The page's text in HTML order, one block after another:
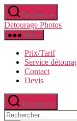
Aller
au
contenu
Recherche
Detourage Photos
Menu
Prix/Tarif
Service
Contact
Devis
Recherche
Rechercher :